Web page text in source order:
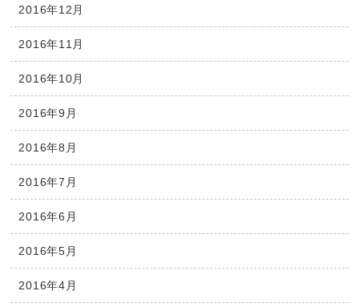
2016年12月
2016年11月
2016年10月
2016年9月
2016年8月
2016年7月
2016年6月
2016年5月
2016年4月